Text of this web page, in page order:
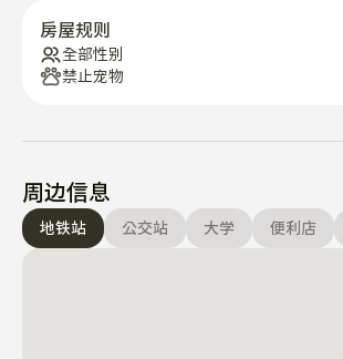
房屋规则
全部性别
禁止宠物
周边信息
地铁站 公交站 大学 便利店